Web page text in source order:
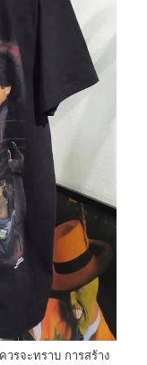
รจะทราบ การสร้าง